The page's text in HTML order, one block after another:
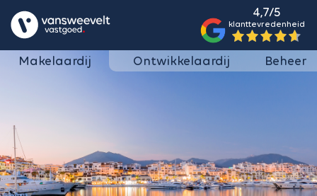
4,7/5
klanttevredenheid
Makelaardij Ontwikkelaardij Beheer